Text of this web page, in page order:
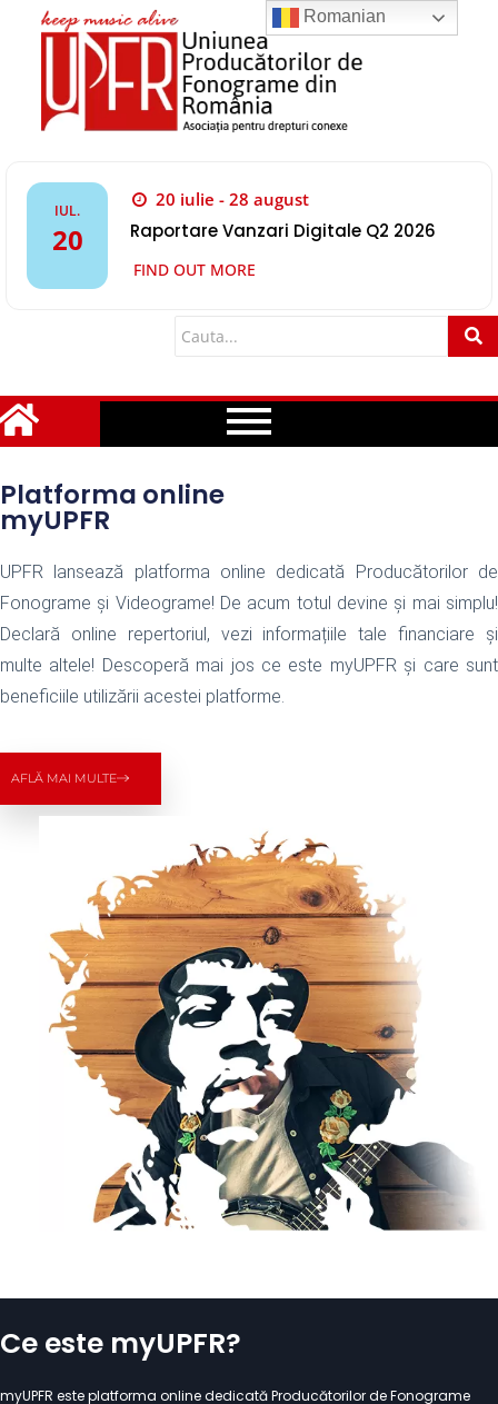
IUL.
20
20 iulie - 28 august
Raportare Vanzari Digitale Q2 2026
FIND OUT MORE
Platforma online
myUPFR
UPFR lansează platforma online dedicată Producătorilor de
Fonograme și Videograme! De acum totul devine și mai simplu!
Declară online repertoriul, vezi informațiile tale financiare și
multe altele! Descoperă mai jos ce este myUPFR și care sunt
beneficiile utilizării acestei platforme.
AFLĂ MAI MULTE
Ce este myUPFR?
myUPFR este platforma online dedicată Producătorilor de Fonograme
Romanian